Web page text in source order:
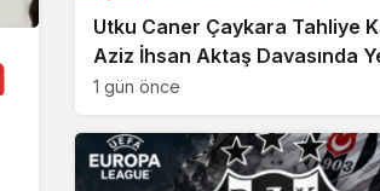
Utku Caner Çaykara Tahliye
Aziz İhsan Aktaş Davasında
Gelişme
1 gün önce